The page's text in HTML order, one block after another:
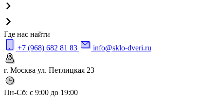
Где нас найти
+7 (968) 682 81 83
info@sklo-dveri.ru
г. Москва ул. Петлицкая 23
Пн-Сб: с 9:00 до 19:00